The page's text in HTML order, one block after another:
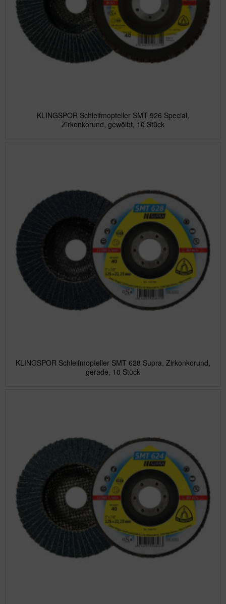
KLINGSPOR Schleifmopteller SMT 926 Special,
Zirkonkorund, gewölbt, 10 Stück
KLINGSPOR Schleifmopteller SMT 628 Supra, Zirkonkorund,
gerade, 10 Stück